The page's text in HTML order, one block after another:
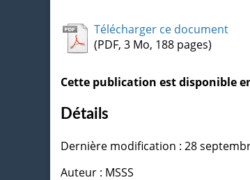
Télécharger ce document
(PDF, 3 Mo, 188 pages)
Cette publication est disponible
Détails
Dernière modification : 28
Auteur : MSSS